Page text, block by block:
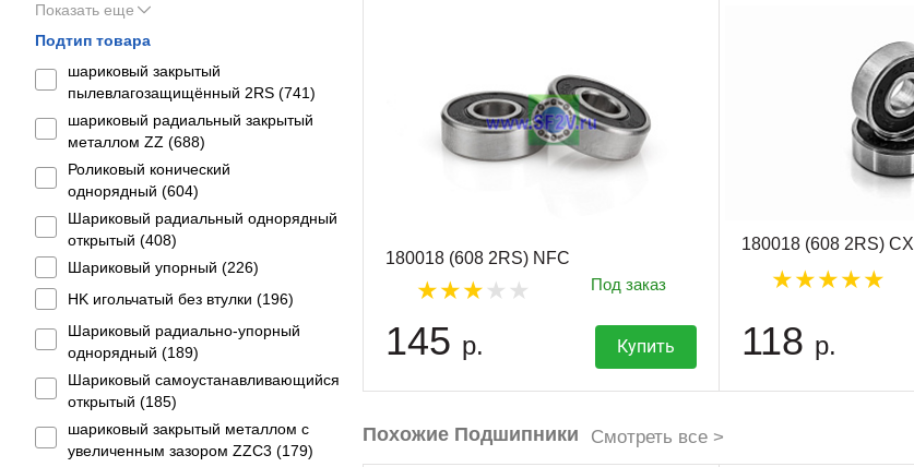
Показать еще
Подтип товара
шариковый закрытый
пылевлагозащищённый 2RS (741)
шариковый радиальный закрытый
металлом ZZ (688)
Роликовый конический
однорядный (604)
Шариковый радиальный однорядный
открытый (408)
Шариковый упорный (226)
HK игольчатый без втулки (196)
Шариковый радиально-упорный
однорядный (189)
Шариковый самоустанавливающийся
открытый (185)
шариковый закрытый металлом с
увеличенным зазором ZZC3 (179)
180018 (608 2RS) NFC
Под заказ
145 р. Купить
180018 (608 2RS) CX
118 р.
Похожие Подшипники Смотреть все >